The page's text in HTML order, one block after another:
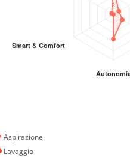
Aspirazione
Lavaggio